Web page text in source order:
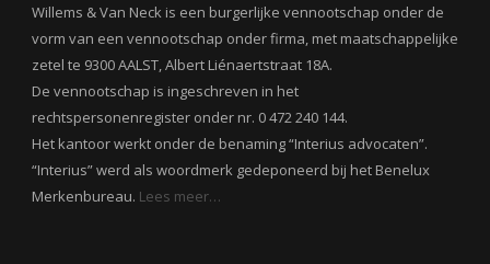
Willems & Van Neck is een burgerlijke vennootschap onder de
vorm van een vennootschap onder firma, met maatschappelijke
zetel te 9300 AALST, Albert Liénaertstraat 18A.
De vennootschap is ingeschreven in het
rechtspersonenregister onder nr. 0 472 240 144.
Het kantoor werkt onder de benaming “Interius advocaten”.
“Interius” werd als woordmerk gedeponeerd bij het Benelux
Merkenbureau. Lees meer…